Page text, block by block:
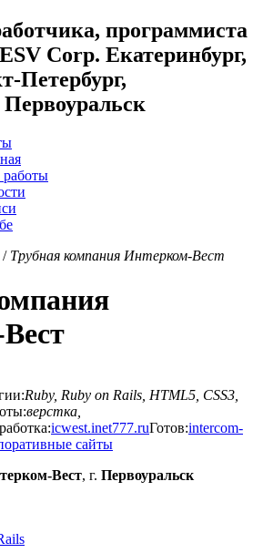
программиста
Corp. Екатеринбург,
Петербург,
/ Трубная компания Интерком-Вест
Ruby, Ruby on Rails, HTML5, CSS3,
верстка,
icwest.inet777.ruГотов:intercom-
сайты
Вест, г. Первоуральск